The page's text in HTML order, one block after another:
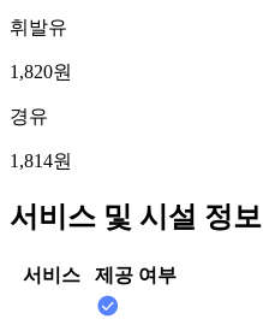
휘발유
1,820원
경유
1,814원
서비스 및 시설 정보
서비스 제공 여부